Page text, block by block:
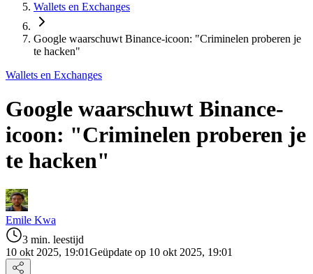
Wallets en Exchanges
Google waarschuwt Binance-icoon: "Criminelen proberen je
te hacken"
Wallets en Exchanges
Google waarschuwt Binance-
icoon: "Criminelen proberen je
te hacken"
Emile Kwa
3 min. leestijd
10 okt 2025, 19:01Geüpdate op 10 okt 2025, 19:01